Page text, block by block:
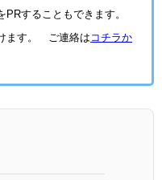
PRすることもできます。
ます。 ご連絡は コチラか